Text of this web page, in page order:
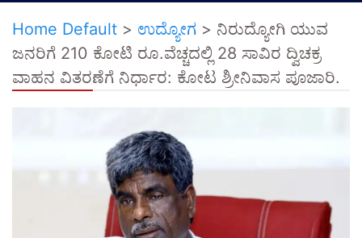
Home Default > ಉದ್ಯೋಗ > ನಿರುದ್ಯೋಗಿ ಯುವ
ಜನರಿಗೆ 210 ಕೋಟಿ ರೂ.ವೆಚ್ಚದಲ್ಲಿ 28 ಸಾವಿರ ದ್ವಿಚಕ್ರ
ವಾಹನ ವಿತರಣೆಗೆ ನಿರ್ಧಾರ: ಕೋಟ ಶ್ರೀನಿವಾಸ ಪೂಜಾರಿ.